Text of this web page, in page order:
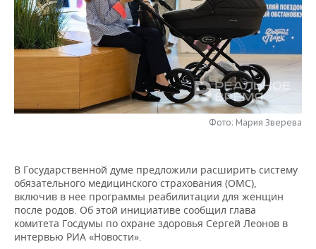
НЕФТЬ
ОПК
РОЗНИЧНАЯ ТОРГОВЛЯ
ТРАНСПОРТ
НОВОСТИ ТЕХНОЛОГИЙ
IT
ТЕЛЕКОММУНИКАЦИИ
МЕРОПРИЯТИЯ
НОВОСТИ МЕРОПРИЯТИЙ
ВЫЕЗДНАЯ РЕДАКЦИЯ
БИЗНЕС-БРАНЧИ
ОТКРЫТАЯ ЛЕКЦИЯ
СПОРТ
ФУТБОЛ
БАСКЕТБОЛ
ВОЛЕЙБОЛ
КИБЕРСПОРТ
НОВОСТИ ОБЩЕСТВА
ИНФРАСТРУКТУРА
ИСТОРИЯ
КУЛЬТУРА
ФОТОГАЛЕРЕЯ
СПРАВОЧНИК
СПИСОК ПЕРСОН
СПИСОК КОМПАНИЙ
ПОЛНАЯ ВЕРСИЯ
Фото: Мария Зверева
В Государственной думе предложили расширить систему
обязательного медицинского страхования (ОМС),
включив в нее программы реабилитации для женщин
после родов. Об этой инициативе сообщил глава
комитета Госдумы по охране здоровья Сергей Леонов в
интервью РИА «Новости».